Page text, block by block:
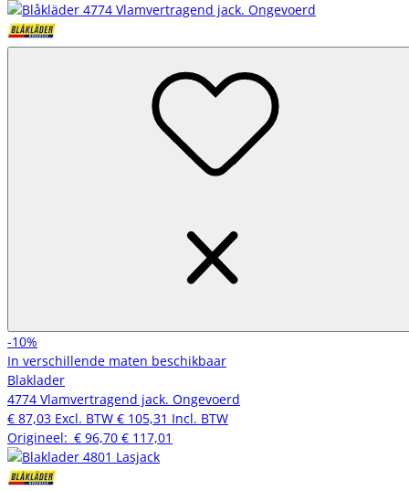
-10%
In verschillende maten beschikbaar
Blaklader
4774 Vlamvertragend jack. Ongevoerd
€ 87,03 Excl. BTW € 105,31 Incl. BTW
Origineel: € 96,70 € 117,01